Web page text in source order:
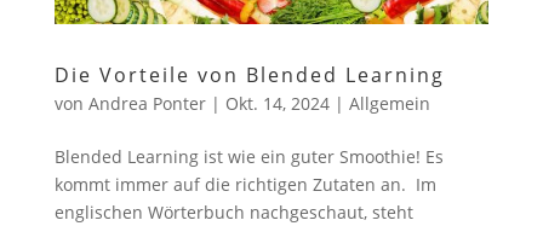
Die Vorteile von Blended Learning
von Andrea Ponter| Okt. 14, 2024| Allgemein
Blended Learning ist wie ein guter Smoothie! Es
kommt immer auf die richtigen Zutaten an. Im
englischen Wörterbuch nachgeschaut, steht